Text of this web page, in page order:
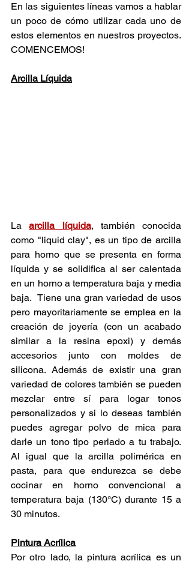
En las siguientes líneas vamos a hablar
un poco de cómo utilizar cada uno de
estos elementos en nuestros proyectos.
COMENCEMOS!
Arcilla Líquida
La arcilla líquida, también conocida
como "liquid clay", es un tipo de arcilla
para horno que se presenta en forma
líquida y se solidifica al ser calentada
en un horno a temperatura baja y media
baja.  Tiene una gran variedad de usos
pero mayoritariamente se emplea en la
creación de joyería (con un acabado
similar a la resina epoxi) y demás
accesorios junto con moldes de
silicona. Además de existir una gran
variedad de colores también se pueden
mezclar entre sí para logar tonos
personalizados y si lo deseas también
puedes agregar polvo de mica para
darle un tono tipo perlado a tu trabajo.
Al igual que la arcilla polimérica en
pasta, para que endurezca se debe
cocinar en horno convencional a
temperatura baja (130°C) durante 15 a
30 minutos.
Pintura Acrílica
Por otro lado, la pintura acrílica es un